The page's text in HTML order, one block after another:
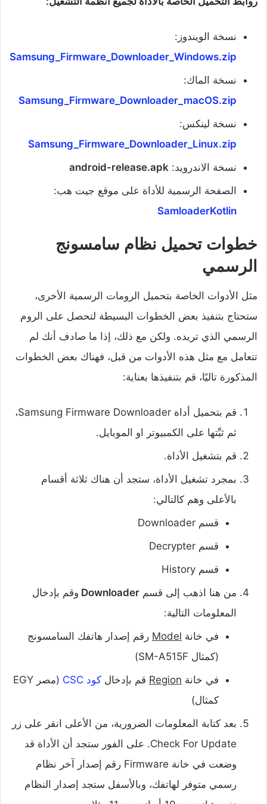
نسخة الويندوز:
Samsung_Firmware_Downloader_Windows.zip
نسخة الماك:
Samsung_Firmware_Downloader_macOS.zip
نسخة لينكس:
Samsung_Firmware_Downloader_Linux.zip
نسخة الاندرويد: android-release.apk
الصفحة الرسمية للأداة على موقع جيت هب:
SamloaderKotlin
خطوات تحميل نظام سامسونج
الرسمي
مثل الأدوات الخاصة بتحميل الرومات الرسمية الأخرى،
ستحتاج بتنفيذ بعض الخطوات البسيطة لتحصل على الروم
الرسمي الذي تريده. ولكن مع ذلك، إذا ما صادف أنك لم
تتعامل مع مثل هذه الأدوات من قبل، فهناك بعض الخطوات
المذكورة تاليًا، قم بتنفيذها بعناية:
قم بتحميل أداة Samsung Firmware Downloader،
ثم ثبِّتها على الكمبيوتر او الموبايل.
قم بتشغيل الأداة.
بمجرد تشغيل الأداة، ستجد أن هناك ثلاثة أقسام
بالأعلى وهم كالتالي:
قسم Downloader
قسم Decrypter
قسم History
من هنا اذهب إلى قسم Downloader وقم بإدخال
المعلومات التالية:
في خانة Model رقم إصدار هاتفك السامسونج
(كمثال SM-A515F)
في خانة Region قم بإدخال كود CSC
(مصر EGY
كمثال)
بعد كتابة المعلومات الضرورية، من الأعلى انقر على زر
Check For Update. على الفور ستجد أن الأداة قد
وضعت في خانة Firmware رقم إصدار آخر نظام
رسمي متوفر لهاتفك، وبالأسفل ستجد إصدار النظام